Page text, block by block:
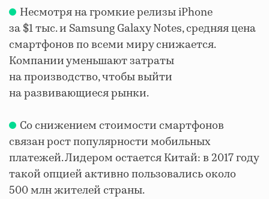
Несмотря на громкие релизы iPhone
за $1 тыс. и Samsung Galaxy Notes, средняя цена
смартфонов по всеми миру снижается.
Компании уменьшают затраты
на производство, чтобы выйти
на развивающиеся рынки.
Со снижением стоимости смартфонов
связан рост популярности мобильных
платежей. Лидером остается Китай: в 2017 году
такой опцией активно пользовались около
500 млн жителей страны.